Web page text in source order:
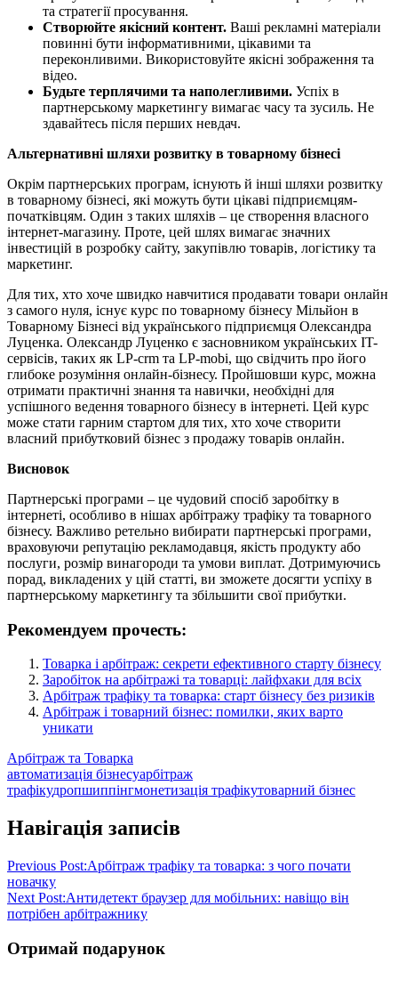
та стратегії просування.
Створюйте якісний контент. Ваші рекламні матеріали
повинні бути інформативними, цікавими та
переконливими. Використовуйте якісні зображення та
відео.
Будьте терплячими та наполегливими. Успіх в
партнерському маркетингу вимагає часу та зусиль. Не
здавайтесь після перших невдач.
Альтернативні шляхи розвитку в товарному бізнесі
Окрім партнерських програм, існують й інші шляхи розвитку
в товарному бізнесі, які можуть бути цікаві підприємцям-
початківцям. Один з таких шляхів – це створення власного
інтернет-магазину. Проте, цей шлях вимагає значних
інвестицій в розробку сайту, закупівлю товарів, логістику та
маркетинг.
Для тих, хто хоче швидко навчитися продавати товари онлайн
з самого нуля, існує курс по товарному бізнесу Мільйон в
Товарному Бізнесі від українського підприємця Олександра
Луценка. Олександр Луценко є засновником українських IT-
сервісів, таких як LP-crm та LP-mobi, що свідчить про його
глибоке розуміння онлайн-бізнесу. Пройшовши курс, можна
отримати практичні знання та навички, необхідні для
успішного ведення товарного бізнесу в інтернеті. Цей курс
може стати гарним стартом для тих, хто хоче створити
власний прибутковий бізнес з продажу товарів онлайн.
Висновок
Партнерські програми – це чудовий спосіб заробітку в
інтернеті, особливо в нішах арбітражу трафіку та товарного
бізнесу. Важливо ретельно вибирати партнерські програми,
враховуючи репутацію рекламодавця, якість продукту або
послуги, розмір винагороди та умови виплат. Дотримуючись
порад, викладених у цій статті, ви зможете досягти успіху в
партнерському маркетингу та збільшити свої прибутки.
Рекомендуем прочесть:
Товарка і арбітраж: секрети ефективного старту бізнесу
Заробіток на арбітражі та товарці: лайфхаки для всіх
Арбітраж трафіку та товарка: старт бізнесу без ризиків
Арбітраж і товарний бізнес: помилки, яких варто
уникати
Арбітраж та Товарка
автоматизація бізнесуарбітраж
трафікудропшиппінгмонетизація трафікутоварний бізнес
Навігація записів
Previous Post:Арбітраж трафіку та товарка: з чого почати
новачку
Next Post:Антидетект браузер для мобільних: навіщо він
потрібен арбітражнику
Отримай подарунок